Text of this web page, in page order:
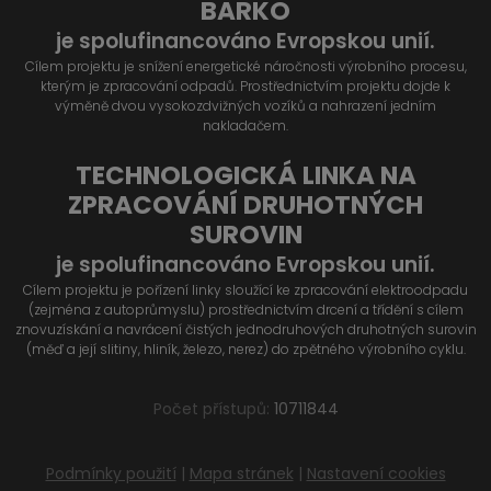
BARKO
je spolufinancováno Evropskou unií.
Cílem projektu je snížení energetické náročnosti výrobního procesu,
kterým je zpracování odpadů. Prostřednictvím projektu dojde k
výměně dvou vysokozdvižných vozíků a nahrazení jedním
nakladačem.
TECHNOLOGICKÁ LINKA NA
ZPRACOVÁNÍ DRUHOTNÝCH
SUROVIN
je spolufinancováno Evropskou unií.
Cílem projektu je pořízení linky sloužící ke zpracování elektroodpadu
(zejména z autoprůmyslu) prostřednictvím drcení a třídění s cílem
znovuzískání a navrácení čistých jednodruhových druhotných surovin
(měď a její slitiny, hliník, železo, nerez) do zpětného výrobního cyklu.
Počet přístupů: 10711844
Podmínky použití | Mapa stránek | Nastavení cookies